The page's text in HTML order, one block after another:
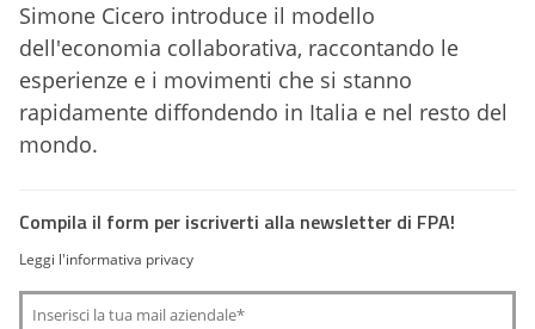
Simone Cicero introduce il modello
dell'economia collaborativa, raccontando le
esperienze e i movimenti che si stanno
rapidamente diffondendo in Italia e nel resto del
mondo.
Compila il form per iscriverti alla newsletter di FPA!
Leggi l'informativa privacy